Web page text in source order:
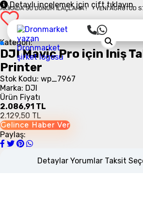
50 DÖNÜM İLAÇLAMA ! YENI AGROTOD S70
Sepet
Sepet Detayı
Detaylı incelemek için çift tıklayın
Kategori:
DJI Mavic Pro için İniş
Printer
Stok Kodu: wp_7967
Marka: DJI
Ürün Fiyatı
2.086,91 TL
2.129,50 TL
Gelince Haber Ver
Paylaş:
Detaylar Yorumlar Taksit